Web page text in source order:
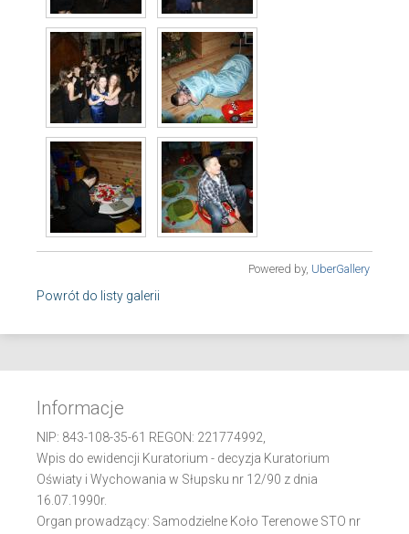
Powered by, UberGallery
Powrót do listy galerii
Informacje
NIP: 843-108-35-61 REGON: 221774992,
Wpis do ewidencji Kuratorium - decyzja Kuratorium
Oświaty i Wychowania w Słupsku nr 12/90 z dnia
16.07.1990r.
Organ prowadzący: Samodzielne Koło Terenowe STO nr